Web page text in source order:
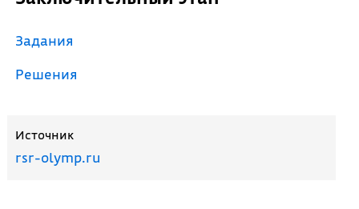
Задания
Решения
Источник
rsr-olymp.ru